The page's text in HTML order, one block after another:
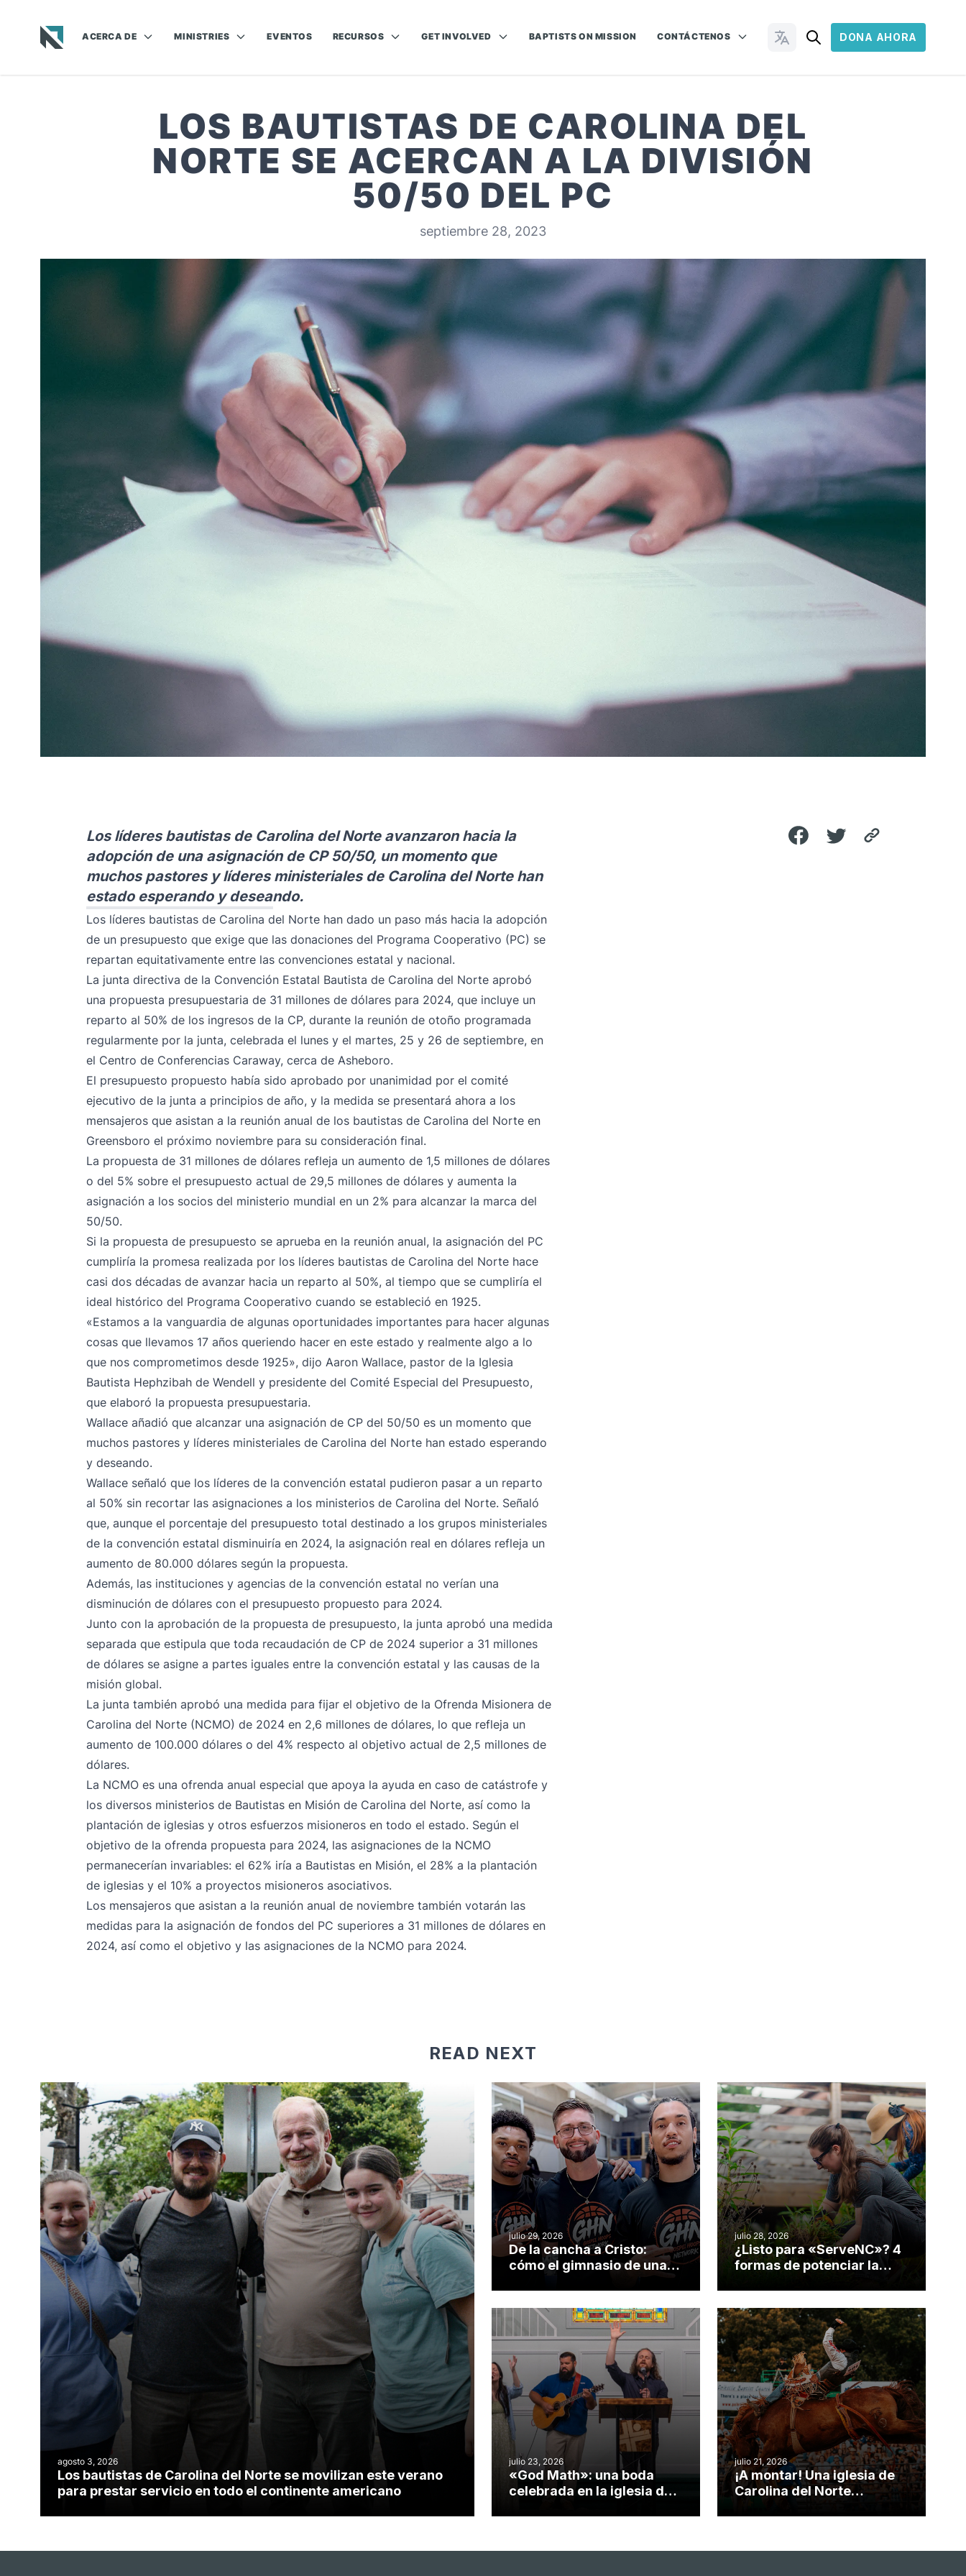
ACERCA DE MINISTRIES EVENTOS RECURSOS GET INVOLVED BAPTISTS ON MISSION CONTÁCTENOS Cambiar idiomaDONA AHORA
LOS BAUTISTAS DE CAROLINA DEL
NORTE SE ACERCAN A LA DIVISIÓN
50/50 DEL PC
septiembre 28, 2023
Los líderes bautistas de Carolina del Norte avanzaron hacia la
adopción de una asignación de CP 50/50, un momento que
muchos pastores y líderes ministeriales de Carolina del Norte han
estado esperando y deseando.
Los líderes bautistas de Carolina del Norte han dado un paso más hacia la adopción
de un presupuesto que exige que las donaciones del Programa Cooperativo (PC) se
repartan equitativamente entre las convenciones estatal y nacional.
La junta directiva de la Convención Estatal Bautista de Carolina del Norte aprobó
una propuesta presupuestaria de 31 millones de dólares para 2024, que incluye un
reparto al 50% de los ingresos de la CP, durante la reunión de otoño programada
regularmente por la junta, celebrada el lunes y el martes, 25 y 26 de septiembre, en
el Centro de Conferencias Caraway, cerca de Asheboro.
El presupuesto propuesto había sido aprobado por unanimidad por el comité
ejecutivo de la junta a principios de año, y la medida se presentará ahora a los
mensajeros que asistan a la reunión anual de los bautistas de Carolina del Norte en
Greensboro el próximo noviembre para su consideración final.
La propuesta de 31 millones de dólares refleja un aumento de 1,5 millones de dólares
o del 5% sobre el presupuesto actual de 29,5 millones de dólares y aumenta la
asignación a los socios del ministerio mundial en un 2% para alcanzar la marca del
50/50.
Si la propuesta de presupuesto se aprueba en la reunión anual, la asignación del PC
cumpliría la promesa realizada por los líderes bautistas de Carolina del Norte hace
casi dos décadas de avanzar hacia un reparto al 50%, al tiempo que se cumpliría el
ideal histórico del Programa Cooperativo cuando se estableció en 1925.
«Estamos a la vanguardia de algunas oportunidades importantes para hacer algunas
cosas que llevamos 17 años queriendo hacer en este estado y realmente algo a lo
que nos comprometimos desde 1925», dijo Aaron Wallace, pastor de la Iglesia
Bautista Hephzibah de Wendell y presidente del Comité Especial del Presupuesto,
que elaboró la propuesta presupuestaria.
Wallace añadió que alcanzar una asignación de CP del 50/50 es un momento que
muchos pastores y líderes ministeriales de Carolina del Norte han estado esperando
y deseando.
Wallace señaló que los líderes de la convención estatal pudieron pasar a un reparto
al 50% sin recortar las asignaciones a los ministerios de Carolina del Norte. Señaló
que, aunque el porcentaje del presupuesto total destinado a los grupos ministeriales
de la convención estatal disminuiría en 2024, la asignación real en dólares refleja un
aumento de 80.000 dólares según la propuesta.
Además, las instituciones y agencias de la convención estatal no verían una
disminución de dólares con el presupuesto propuesto para 2024.
Junto con la aprobación de la propuesta de presupuesto, la junta aprobó una medida
separada que estipula que toda recaudación de CP de 2024 superior a 31 millones
de dólares se asigne a partes iguales entre la convención estatal y las causas de la
misión global.
La junta también aprobó una medida para fijar el objetivo de la Ofrenda Misionera de
Carolina del Norte (NCMO) de 2024 en 2,6 millones de dólares, lo que refleja un
aumento de 100.000 dólares o del 4% respecto al objetivo actual de 2,5 millones de
dólares.
La NCMO es una ofrenda anual especial que apoya la ayuda en caso de catástrofe y
los diversos ministerios de Bautistas en Misión de Carolina del Norte, así como la
plantación de iglesias y otros esfuerzos misioneros en todo el estado. Según el
objetivo de la ofrenda propuesta para 2024, las asignaciones de la NCMO
permanecerían invariables: el 62% iría a Bautistas en Misión, el 28% a la plantación
de iglesias y el 10% a proyectos misioneros asociativos.
Los mensajeros que asistan a la reunión anual de noviembre también votarán las
medidas para la asignación de fondos del PC superiores a 31 millones de dólares en
2024, así como el objetivo y las asignaciones de la NCMO para 2024.
READ NEXT
agosto 3, 2026
Los bautistas de Carolina del Norte se movilizan este verano
para prestar servicio en todo el continente americano
julio 29, 2026
De la cancha a Cristo:
cómo el gimnasio de una
misionero te cuento
julio 28, 2026
¿Listo para «ServeNC»? 4
formas de potenciar la
julio 23, 2026
«God Math»: una boda
celebrada en la iglesia de
julio 21, 2026
¡A montar! Una iglesia de
Carolina del Norte